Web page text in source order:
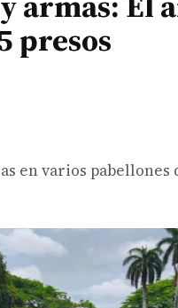
presos
en varios pabellones